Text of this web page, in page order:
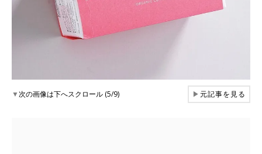
▼次の画像は下へスクロール (5/9) ▶元記事を見る